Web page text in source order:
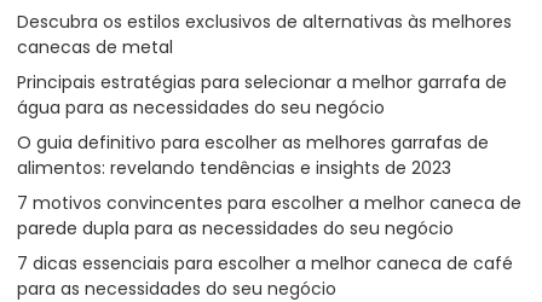
Descubra os estilos exclusivos de alternativas às melhores
canecas de metal
Principais estratégias para selecionar a melhor garrafa de
água para as necessidades do seu negócio
O guia definitivo para escolher as melhores garrafas de
alimentos: revelando tendências e insights de 2023
7 motivos convincentes para escolher a melhor caneca de
parede dupla para as necessidades do seu negócio
7 dicas essenciais para escolher a melhor caneca de café
para as necessidades do seu negócio